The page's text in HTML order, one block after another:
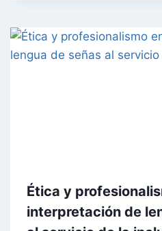
Ética y
interpretación de